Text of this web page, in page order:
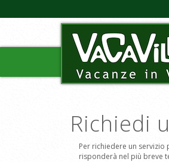
Richiedi
Per richiedere un
risponderà nel più breve